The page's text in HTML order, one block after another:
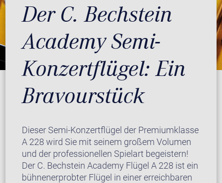
Der C. Bechstein
Academy Semi-
Konzertflügel: Ein
Bravourstück
Dieser Semi-Konzertflügel der Premiumklasse
A 228 wird Sie mit seinem großem Volumen
und der professionellen Spielart begeistern!
Der C. Bechstein Academy Flügel A 228 ist ein
bühnenerprobter Flügel in einer erreichbaren